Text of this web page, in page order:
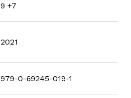
9 +7
2021
979-0-69245-019-1